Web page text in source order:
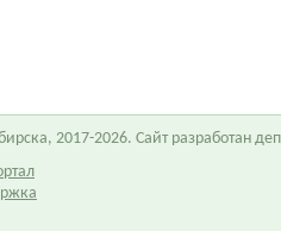
2017-2026. Сайт разработан